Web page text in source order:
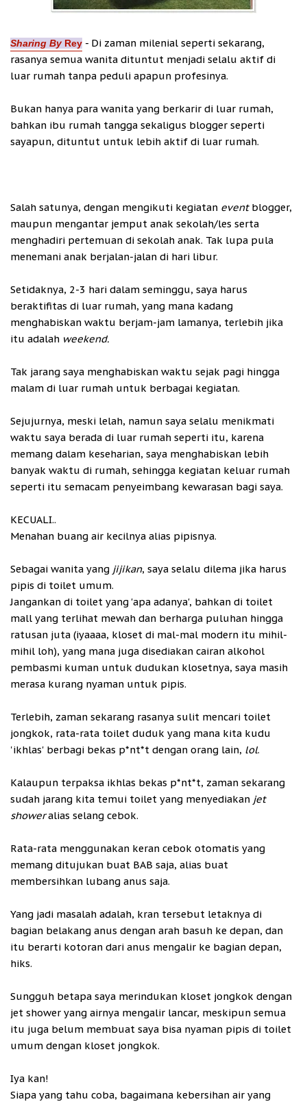
Sharing By Rey - Di zaman milenial seperti sekarang,
rasanya semua wanita dituntut menjadi selalu aktif di
luar rumah tanpa peduli apapun profesinya.
Bukan hanya para wanita yang berkarir di luar rumah,
bahkan ibu rumah tangga sekaligus blogger seperti
sayapun, dituntut untuk lebih aktif di luar rumah.
Salah satunya, dengan mengikuti kegiatan event blogger,
maupun mengantar jemput anak sekolah/les serta
menghadiri pertemuan di sekolah anak. Tak lupa pula
menemani anak berjalan-jalan di hari libur.
Setidaknya, 2-3 hari dalam seminggu, saya harus
beraktifitas di luar rumah, yang mana kadang
menghabiskan waktu berjam-jam lamanya, terlebih jika
itu adalah weekend.
Tak jarang saya menghabiskan waktu sejak pagi hingga
malam di luar rumah untuk berbagai kegiatan.
Sejujurnya, meski lelah, namun saya selalu menikmati
waktu saya berada di luar rumah seperti itu, karena
memang dalam keseharian, saya menghabiskan lebih
banyak waktu di rumah, sehingga kegiatan keluar rumah
seperti itu semacam penyeimbang kewarasan bagi saya.
KECUALI..
Menahan buang air kecilnya alias pipisnya.
Sebagai wanita yang jijikan, saya selalu dilema jika harus
pipis di toilet umum.
Jangankan di toilet yang 'apa adanya', bahkan di toilet
mall yang terlihat mewah dan berharga puluhan hingga
ratusan juta (iyaaaa, kloset di mal-mal modern itu mihil-
mihil loh), yang mana juga disediakan cairan alkohol
pembasmi kuman untuk dudukan klosetnya, saya masih
merasa kurang nyaman untuk pipis.
Terlebih, zaman sekarang rasanya sulit mencari toilet
jongkok, rata-rata toilet duduk yang mana kita kudu
'ikhlas' berbagi bekas p*nt*t dengan orang lain, lol.
Kalaupun terpaksa ikhlas bekas p*nt*t, zaman sekarang
sudah jarang kita temui toilet yang menyediakan jet
showeralias selang cebok.
Rata-rata menggunakan keran cebok otomatis yang
memang ditujukan buat BAB saja, alias buat
membersihkan lubang anus saja.
Yang jadi masalah adalah, kran tersebut letaknya di
bagian belakang anus dengan arah basuh ke depan, dan
itu berarti kotoran dari anus mengalir ke bagian depan,
hiks.
Sungguh betapa saya merindukan kloset jongkok dengan
jet shower yang airnya mengalir lancar, meskipun semua
itu juga belum membuat saya bisa nyaman pipis di toilet
umum dengan kloset jongkok.
Iya kan!
Siapa yang tahu coba, bagaimana kebersihan air yang